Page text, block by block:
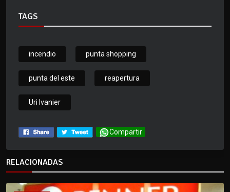
TAGS
incendio punta shopping
punta del este reapertura
Uri Ivanier
Compartir
RELACIONADAS